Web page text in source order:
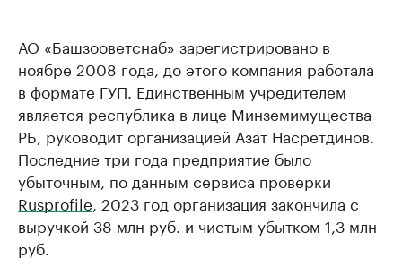
АО «Башзооветснаб» зарегистрировано в
ноябре 2008 года, до этого компания работала
в формате ГУП. Единственным учредителем
является республика в лице Минземимущества
РБ, руководит организацией Азат Насретдинов.
Последние три года предприятие было
убыточным, по данным сервиса проверки
Rusprofile, 2023 год организация закончила с
выручкой 38 млн руб. и чистым убытком 1,3 млн
руб.